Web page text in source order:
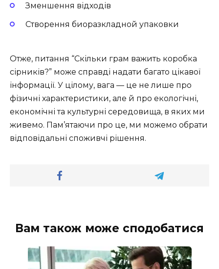
Зменшення відходів
Створення биоразкладной упаковки
Отже, питання “Скільки грам важить коробка
сірників?” може справді надати багато цікавої
інформації. У цілому, вага — це не лише про
фізичні характеристики, але й про екологічні,
економічні та культурні середовища, в яких ми
живемо. Пам’ятаючи про це, ми можемо обрати
відповідальні споживчі рішення.
Вам також може сподобатися